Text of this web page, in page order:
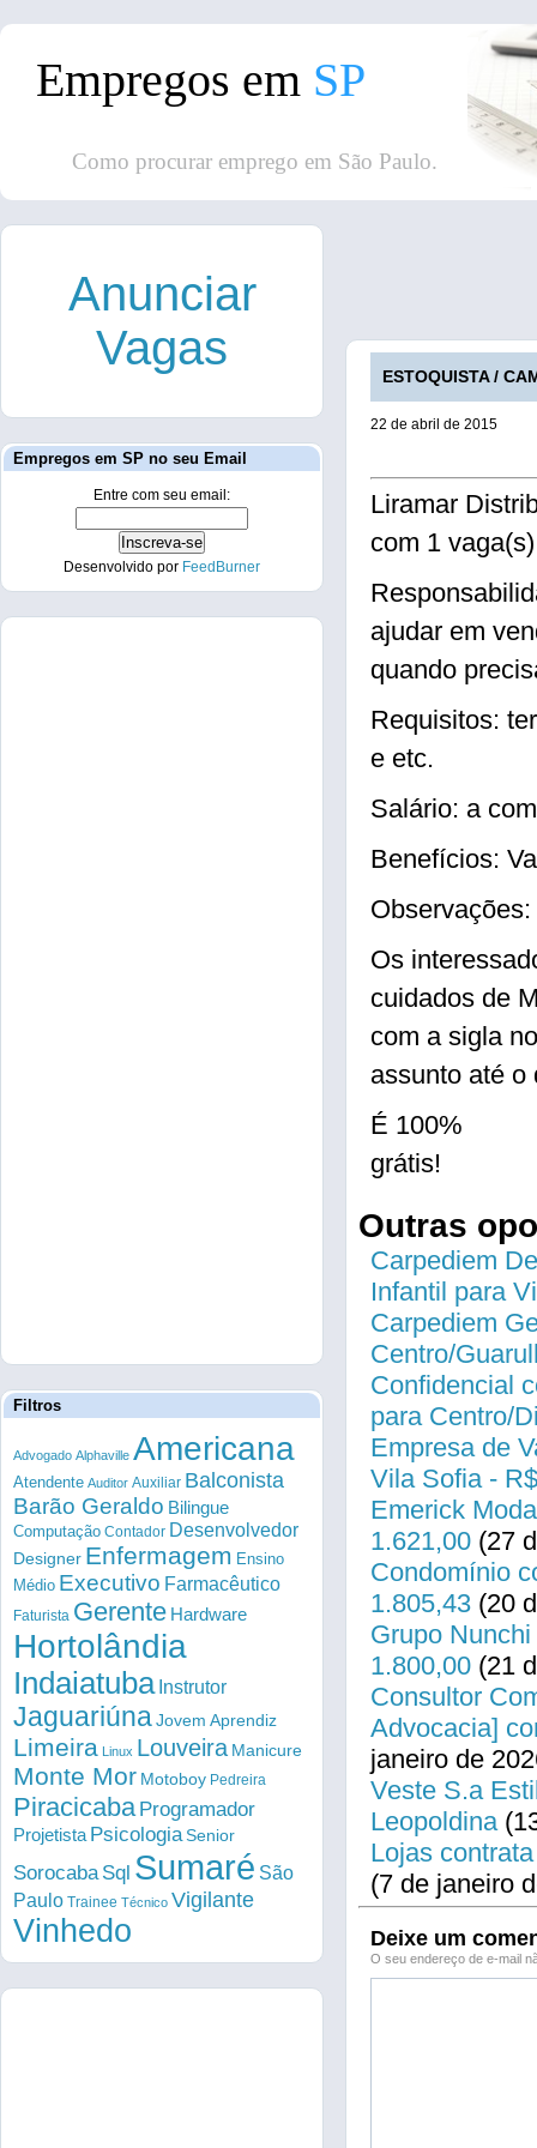
Empregos em SP
Como procurar emprego em São Paulo.
ESTOQUISTA /
22 de abril de 2015
Liramar
com 1
ajudar em
quando
Requisitos:
e etc.
Salário: a
Benefícios:
Os
cuidados de
com a sigla
assunto até o
É 100%
grátis!
Outras
Carpediem
Infantil para
Carpediem
Centro/
Confidencial
para Centro/
Empresa de
Vila Sofia -
Emerick
1.621,00 (27
Condomínio
1.805,43 (20
Grupo
1.800,00 (21
Consultor
Advocacia]
janeiro de
Veste S.a
Leopoldina
Lojas
(7 de janeiro
Deixe um
O seu endereço de e-mail
Anunciar
Vagas
Empregos em SP no seu Email
Entre com seu email:
Desenvolvido por FeedBurner
Filtros
Advogado Alphaville Americana
Atendente Auditor Auxiliar Balconista
Barão Geraldo Bilingue
Computação Contador Desenvolvedor
Designer Enfermagem Ensino
Médio Executivo Farmacêutico
Faturista Gerente Hardware
Hortolândia
Indaiatuba Instrutor
Jaguariúna Jovem Aprendiz
Limeira Linux Louveira Manicure
Monte Mor Motoboy Pedreira
Piracicaba Programador
Projetista PsicologiaSenior
Sorocaba Sql Sumaré São
Paulo Trainee Técnico Vigilante
Vinhedo